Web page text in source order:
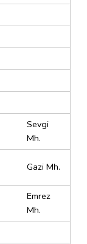
Sevgi
Mh.
Gazi Mh.
Emrez
Mh.